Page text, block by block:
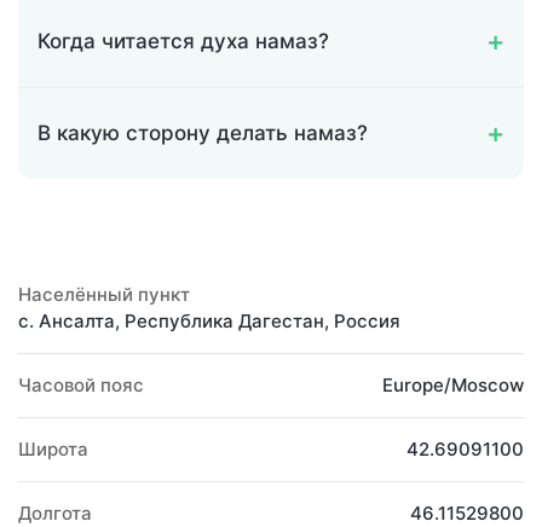
Когда читается духа намаз?
В какую сторону делать намаз?
Населённый пункт
с. Ансалта, Республика Дагестан, Россия
Часовой пояс Europe/Moscow
Широта 42.69091100
Долгота 46.11529800